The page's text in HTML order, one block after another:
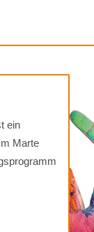
ein
Marte